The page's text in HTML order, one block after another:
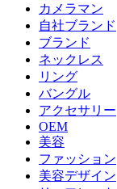
カメラマン
自社ブランド
ブランド
ネックレス
リング
バングル
アクセサリー
OEM
美容
ファッション
美容デザイン